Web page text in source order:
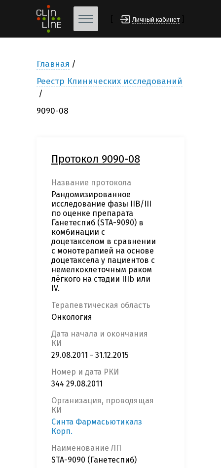
Личный кабинет
Главная
Реестр Клинических исследований
9090-08
Протокол 9090-08
Название протокола
Рандомизированное
исследование фазы IIB/III
по оценке препарата
Ганетеспиб (STA-9090) в
комбинации с
доцетакселом в сравнении
с монотерапией на основе
доцетаксела у пациентов с
немелкоклеточным раком
лёгкого на стадии IIIb или
IV.
Терапевтическая область
Онкология
Дата начала и окончания
КИ
29.08.2011 - 31.12.2015
Номер и дата РКИ
344 29.08.2011
Организация, проводящая
КИ
Синта Фармасьютикалз
Корп.
Наименование ЛП
STA-9090 (Ганетеспиб)